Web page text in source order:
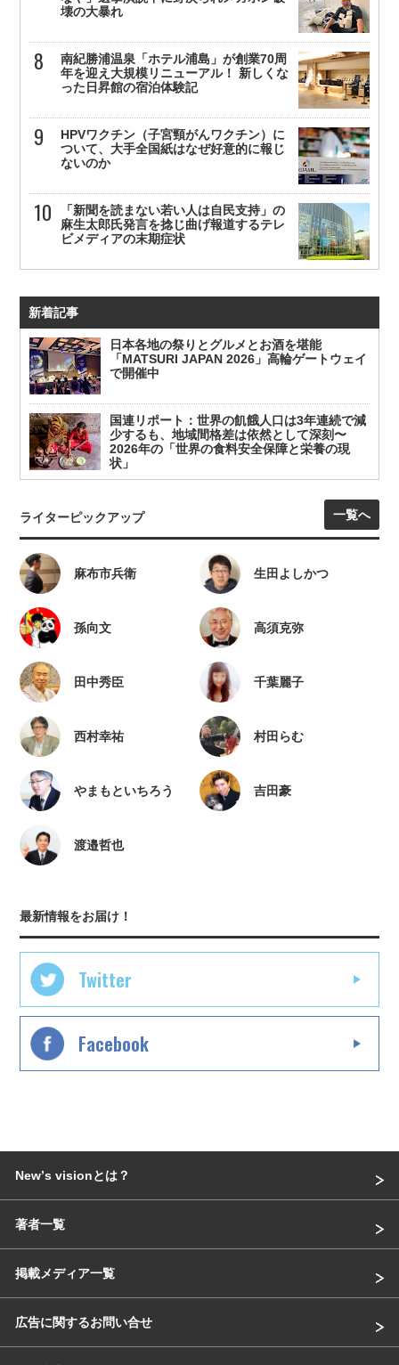
壊の大暴れ
南紀勝浦温泉「ホテル浦島」が創業70周
年を迎え大規模リニューアル！ 新しくな
った日昇館の宿泊体験記
HPVワクチン（子宮頸がんワクチン）に
ついて、大手全国紙はなぜ好意的に報じ
ないのか
「新聞を読まない若い人は自民支持」の
麻生太郎氏発言を捻じ曲げ報道するテレ
ビメディアの末期症状
新着記事
日本各地の祭りとグルメとお酒を堪能
「MATSURI JAPAN 2026」高輪ゲートウェイ
で開催中
国連リポート：世界の飢餓人口は3年連続で減
少するも、地域間格差は依然として深刻〜
2026年の「世界の食料安全保障と栄養の現
状」
ライターピックアップ 一覧へ
麻布市兵衛 生田よしかつ
孫向文 高須克弥
田中秀臣 千葉麗子
西村幸祐 村田らむ
やまもといちろう 吉田豪
渡邉哲也
最新情報をお届け！
Twitter
Facebook
Newʼs visionとは？
著者一覧
掲載メディア一覧
広告に関するお問い合せ